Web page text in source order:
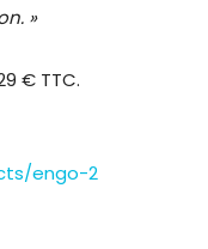
»
€ TTC.
engo-2